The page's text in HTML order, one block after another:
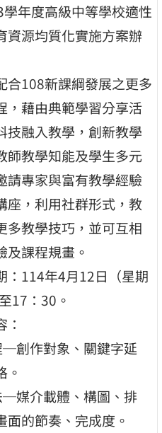
年度高級中等學校適性
資源均質化實施方案辦
合108新課綱發展之更多
，藉由典範學習分享活
技融入教學，創新教學
師教學知能及學生多元
請專家與富有教學經驗
座，利用社群形式，教
多教學技巧，並可互相
及課程規畫。
：114年4月12日（星期
17：30。
─創作對象、關鍵字延
。
─媒介載體、構圖、排
面的節奏、完成度。